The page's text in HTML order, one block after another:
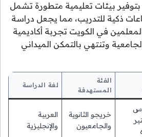
بيئات تعليمية متطورة تشمل
ذكية للتدريب، مما يجعل دراسة
المعلمين في الكويت تجربة أكاديمية
وتنتهي بالتمكن الميداني
الفئة
المستهدفة
لغة الدراسة
خريجو الثانوية
والجامعيون
العربية
والإنجليزية